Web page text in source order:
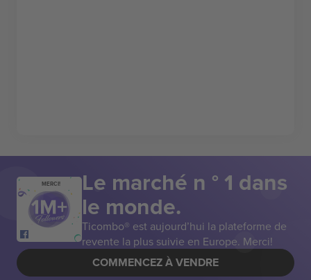
MERCI! Le marché n ° 1 dans
le monde.
Ticombo® est aujourd’hui la plateforme de
revente la plus suivie en Europe. Merci!
COMMENCEZ À VENDRE